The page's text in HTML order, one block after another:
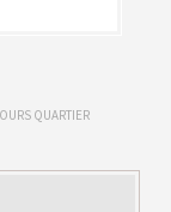
QUARTIER